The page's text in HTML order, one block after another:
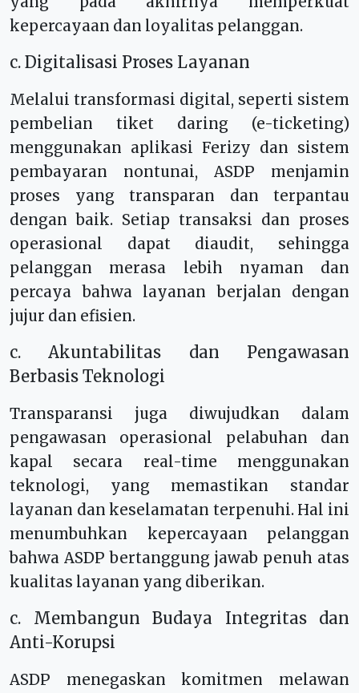
kepercayaan dan loyalitas pelanggan.
c. Digitalisasi Proses Layanan
Melalui transformasi digital, seperti sistem
pembelian tiket daring (e-ticketing)
menggunakan aplikasi Ferizy dan sistem
pembayaran nontunai, ASDP menjamin
proses yang transparan dan terpantau
dengan baik. Setiap transaksi dan proses
operasional dapat diaudit, sehingga
pelanggan merasa lebih nyaman dan
percaya bahwa layanan berjalan dengan
jujur dan efisien.
c. Akuntabilitas dan Pengawasan
Berbasis Teknologi
Transparansi juga diwujudkan dalam
pengawasan operasional pelabuhan dan
kapal secara real-time menggunakan
teknologi, yang memastikan standar
layanan dan keselamatan terpenuhi. Hal ini
menumbuhkan kepercayaan pelanggan
bahwa ASDP bertanggung jawab penuh atas
kualitas layanan yang diberikan.
c. Membangun Budaya Integritas dan
Anti-Korupsi
ASDP menegaskan komitmen melawan